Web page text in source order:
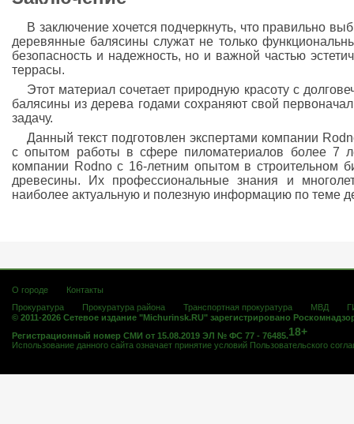
В заключение хочется подчеркнуть, что правильно
деревянные балясины служат не только
безопасность и надежность, но и важной частью
террасы.
Этот материал сочетает природную красоту с
балясины из дерева годами сохраняют свой
задачу.
Данный текст подготовлен экспертами компании
с опытом работы в сфере пиломатериалов более 7
компании Rodno с 16-летним опытом в строительном
древесины. Их профессиональные знания и
наиболее актуальную и полезную информацию по теме
О городе
Контакты
Прокуратура
Прокуратура района Транспортная прокуратура МВД
© 2011-2026 Сетевое издание "Michurinsk.RU" зарегистрировано
Регистрационный номер СМИ от 15.08.2019 ЭЛ № ФС 77 - 76485.18+
Использование данного сайта означает принятие условий Пользовательского